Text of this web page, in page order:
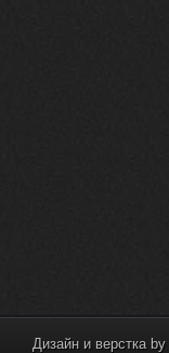
Дизайн и верстка by